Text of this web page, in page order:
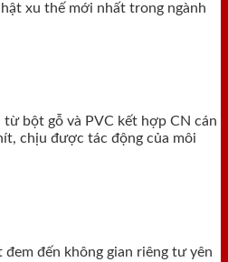
xu thế mới nhất trong ngành
bột gỗ và PVC kết hợp CN cán
chịu được tác động của môi
đến không gian riêng tư yên